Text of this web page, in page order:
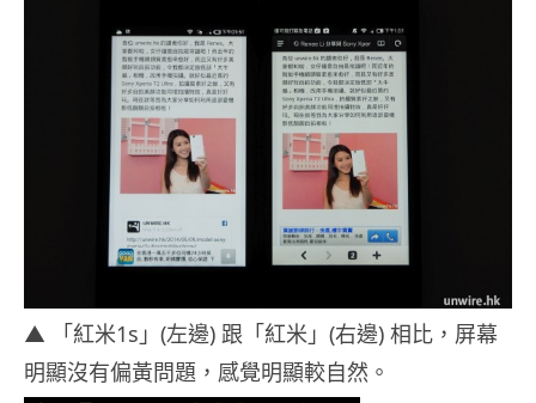
▲ 「紅米1s」(左邊) 跟「紅米」(右邊) 相比，屏幕
明顯沒有偏黃問題，感覺明顯較自然。